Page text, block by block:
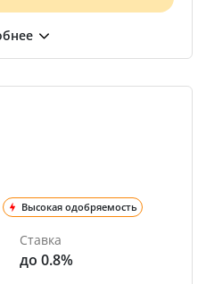
Высокая одобряемость
Ставка
до 0.8%